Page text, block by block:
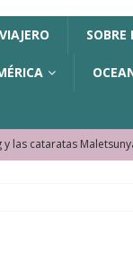
SOBRE
y las cataratas